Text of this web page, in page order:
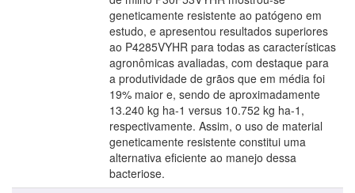
geneticamente resistente ao patógeno em
estudo, e apresentou resultados superiores
ao P4285VYHR para todas as características
agronômicas avaliadas, com destaque para
a produtividade de grãos que em média foi
19% maior e, sendo de aproximadamente
13.240 kg ha-1 versus 10.752 kg ha-1,
respectivamente. Assim, o uso de material
geneticamente resistente constitui uma
alternativa eficiente ao manejo dessa
bacteriose.